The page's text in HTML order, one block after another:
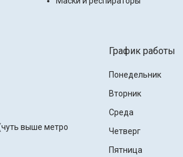
выше метро
График работы
Понедельник
Вторник
Среда
Четверг
Пятница